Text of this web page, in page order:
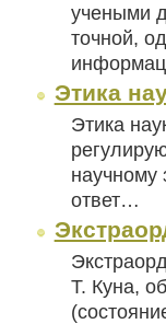
учеными
точной,
Этика
Этика
научному
ответ…
Т. Куна,